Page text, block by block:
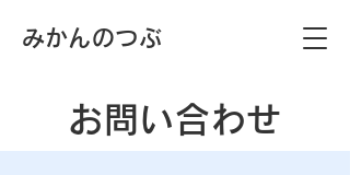
​みかんのつぶ
お問い合わせ